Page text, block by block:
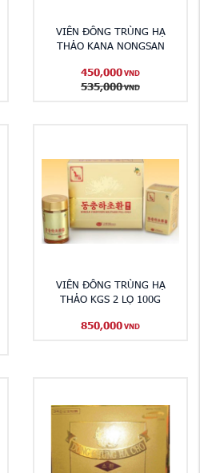
VIÊN ĐÔNG TRÙNG HẠ
THẢO KANA NONGSAN
450,000 VND
535,000 VND
VIÊN ĐÔNG TRÙNG HẠ
THẢO KGS 2 LỌ 100G
850,000 VND